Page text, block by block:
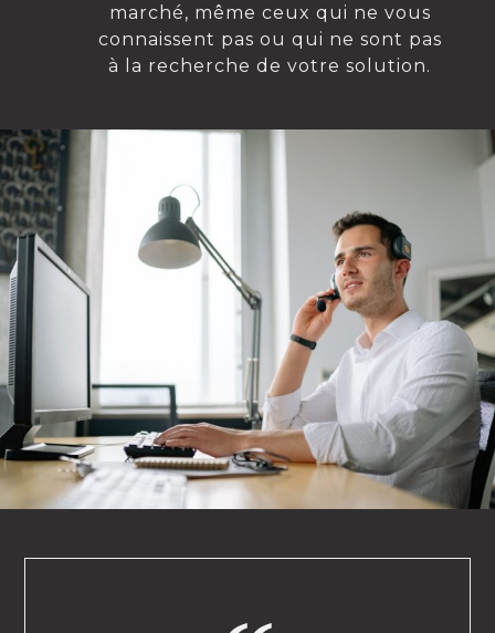
marché, même ceux qui ne vous
connaissent pas ou qui ne sont pas
à la recherche de votre solution.